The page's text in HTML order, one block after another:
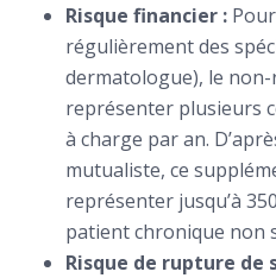
Risque financier :
régulièrement des
dermatologue), le
représenter plusieurs
à charge par an.
mutualiste, ce
représenter jusqu’à
patient chronique non
Risque de rupture de